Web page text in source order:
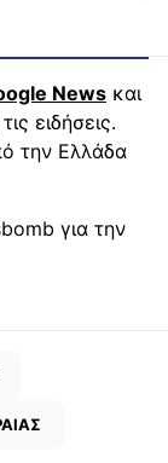
News και
ειδήσεις.
την Ελλάδα
για την